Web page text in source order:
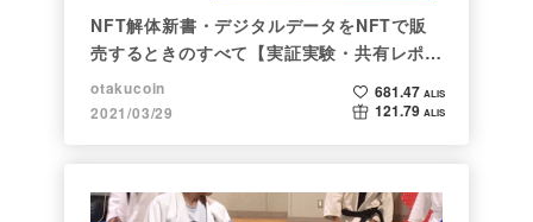
NFT解体新書・デジタルデータをNFTで販
売するときのすべて【実証実験・共有レポー
ト】
otakucoin
2021/03/29
681.47 ALIS
121.79 ALIS